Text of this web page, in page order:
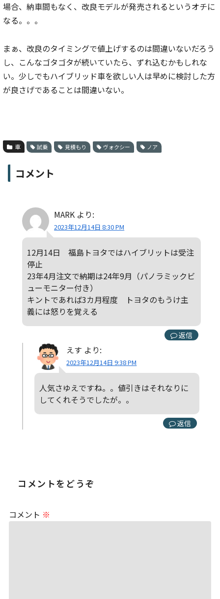
場合、納車間もなく、改良モデルが発売されるというオチに
なる。。。
まぁ、改良のタイミングで値上げするのは間違いないだろう
し、こんなゴタゴタが続いていたら、ずれ込むかもしれな
い。少しでもハイブリッド車を欲しい人は早めに検討した方
が良さげであることは間違いない。
車 試乗 見積もり ヴォクシー ノア
コメント
MARK より:
2023年12月14日 8:30 PM
12月14日 福島トヨタではハイブリットは受注
停止
23年4月注文で納期は24年9月（パノラミックビ
ューモニター付き）
キントであれば3カ月程度 トヨタのもうけ主
義には怒りを覚える
返信
えす より:
2023年12月14日 9:38 PM
人気さゆえですね。。値引きはそれなりに
してくれそうでしたが。。
返信
コメントをどうぞ
コメント ※